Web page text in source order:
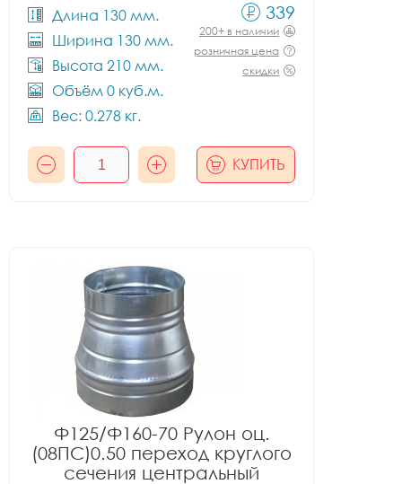
Длина 130 мм.
Ширина 130 мм.
Высота 210 мм.
Объём 0 куб.м.
Вес: 0.278 кг.
339
200+ в наличии
розничная цена
скидки
КУПИТЬ
Ф125/Ф160-70 Рулон оц.
(08ПС)0.50 переход круглого
сечения центральный